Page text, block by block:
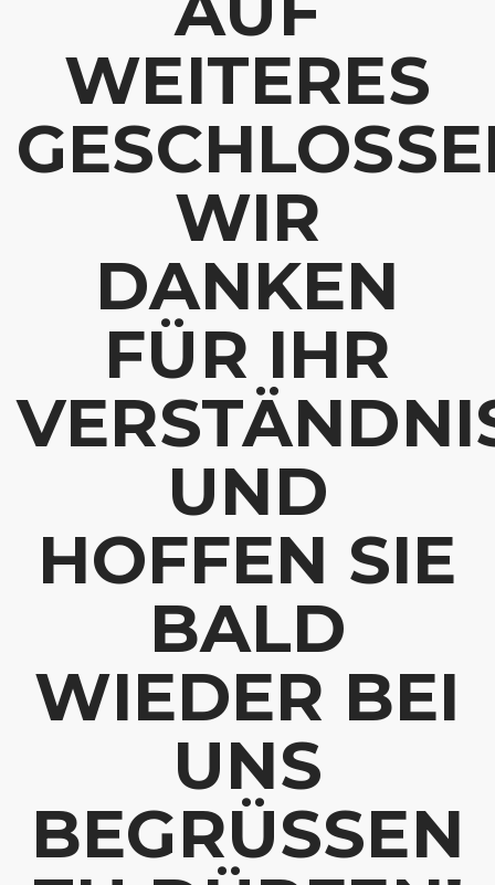
WEITERES
WIR
DANKEN
FÜR IHR
UND
HOFFEN SIE
BALD
WIEDER BEI
UNS
BEGRÜSSEN Z